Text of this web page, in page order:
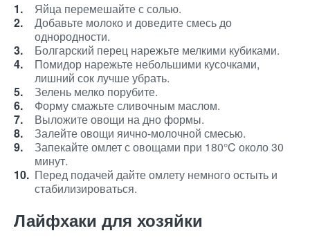
Яйца перемешайте с солью.
Добавьте молоко и доведите смесь до
однородности.
Болгарский перец нарежьте мелкими кубиками.
Помидор нарежьте небольшими кусочками,
лишний сок лучше убрать.
Зелень мелко порубите.
Форму смажьте сливочным маслом.
Выложите овощи на дно формы.
Залейте овощи яично-молочной смесью.
Запекайте омлет с овощами при 180°C около 30
минут.
Перед подачей дайте омлету немного остыть и
стабилизироваться.
Лайфхаки для хозяйки